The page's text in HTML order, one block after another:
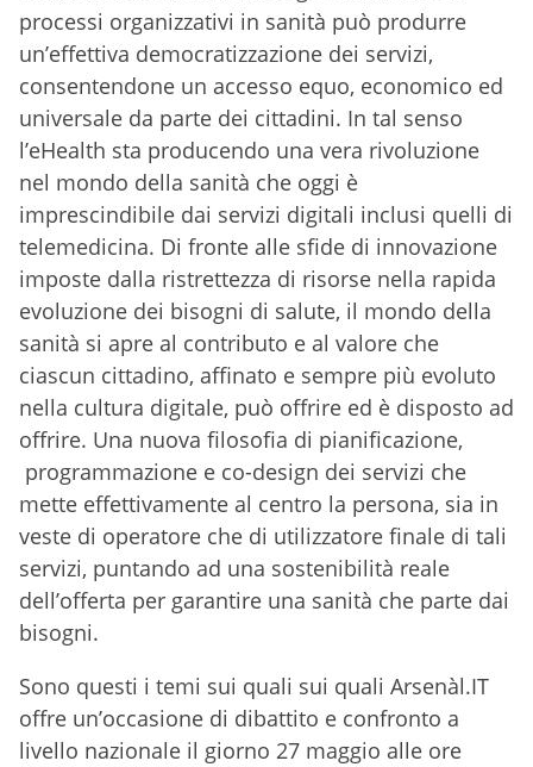
processi organizzativi in sanità può produrre
un’effettiva democratizzazione dei servizi,
consentendone un accesso equo, economico ed
universale da parte dei cittadini. In tal senso
l’eHealth sta producendo una vera rivoluzione
nel mondo della sanità che oggi è
imprescindibile dai servizi digitali inclusi quelli di
telemedicina. Di fronte alle sfide di innovazione
imposte dalla ristrettezza di risorse nella rapida
evoluzione dei bisogni di salute, il mondo della
sanità si apre al contributo e al valore che
ciascun cittadino, affinato e sempre più evoluto
nella cultura digitale, può offrire ed è disposto ad
offrire. Una nuova filosofia di pianificazione,
programmazione e co-design dei servizi che
mette effettivamente al centro la persona, sia in
veste di operatore che di utilizzatore finale di tali
servizi, puntando ad una sostenibilità reale
dell’offerta per garantire una sanità che parte dai
bisogni.
Sono questi i temi sui quali sui quali Arsenàl.IT
offre un’occasione di dibattito e confronto a
livello nazionale il giorno 27 maggio alle ore